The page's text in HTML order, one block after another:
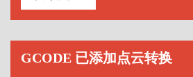
GCODE 已添加点云转换